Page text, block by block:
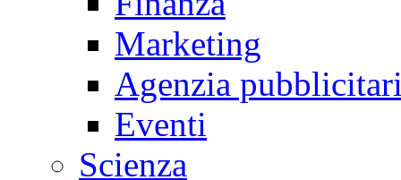
Marketing
Agenzia
Eventi
Scienza